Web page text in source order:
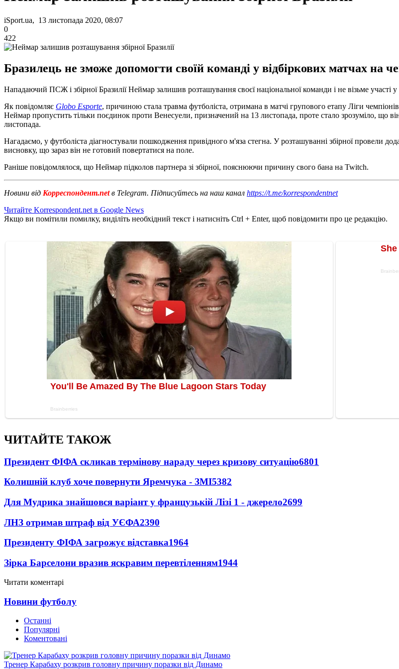
iSport.ua, 13 листопада 2020, 08:07
0
422
Бразилець не зможе допомогти своїй команді у відбіркових матчах на
Нападаючий ПСЖ і збірної Бразилії Неймар залишив розташування своєї національної команди і не візьме
Як повідомляє Globo Esporte, причиною стала травма футболіста, отримана в матчі групового етапу Ліги
Неймар пропустить тільки поєдинок проти Венесуели, призначений на 13 листопада, проте стало зрозуміло, що
листопада.
Нагадаємо, у футболіста діагностували пошкодження привідного м'яза стегна. У розташуванні збірної провели
висновку, що зараз він не готовий повертатися на поле.
Раніше повідомлялося, що Неймар підколов партнера зі збірної, пояснюючи причину свого бана на Twitch.
Новини від Корреспондент.netв Telegram. Підписуйтесь на наш канал https://t.me/korrespondentnet
Читайте Korrespondent.net в Google News
Якщо ви помітили помилку, виділіть необхідний текст і натисніть Ctrl + Enter, щоб повідомити про це редакцію.
ЧИТАЙТЕ ТАКОЖ
Президент ФІФА скликав термінову нараду через кризову ситуацію6801
Колишній клуб хоче повернути Яремчука - ЗМІ5382
Для Мудрика знайшовся варіант у французькій Лізі 1 - джерело2699
ЛНЗ отримав штраф від УЄФА2390
Президенту ФІФА загрожує відставка1964
Зірка Барселони вразив яскравим перевтіленням1944
Читати коментарі
Новини футболу
Останні
Популярні
Коментовані
Тренер Карабаху розкрив головну причину поразки від Динамо